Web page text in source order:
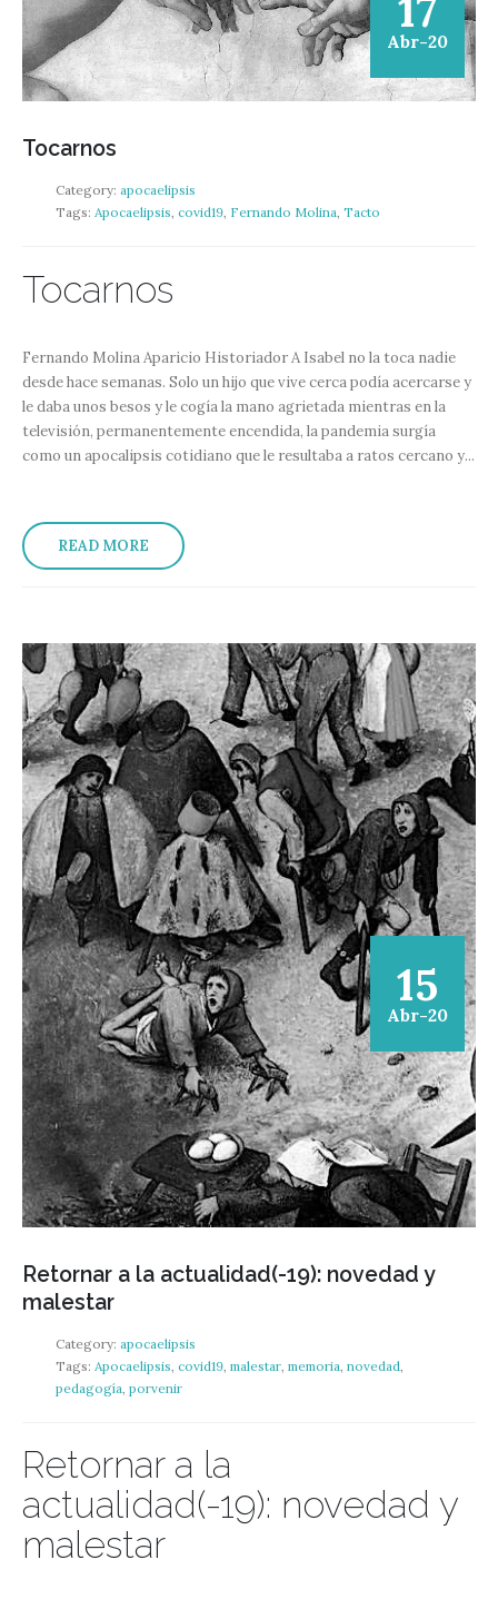
17
Abr-20
Tocarnos
Category: apocaelipsis
Tags: Apocaelipsis covid19 Fernando Molina Tacto
Tocarnos
Fernando Molina Aparicio Historiador A Isabel no la toca nadie
desde hace semanas. Solo un hijo que vive cerca podía acercarse y
le daba unos besos y le cogía la mano agrietada mientras en la
televisión, permanentemente encendida, la pandemia surgía
como un apocalipsis cotidiano que le resultaba a ratos cercano y...
READ MORE
15
Abr-20
Retornar a la actualidad(-19): novedad y
malestar
Category: apocaelipsis
Tags: Apocaelipsis covid19 malestar memoria novedad
pedagogía porvenir
Retornar a la
actualidad(-19): novedad y
malestar